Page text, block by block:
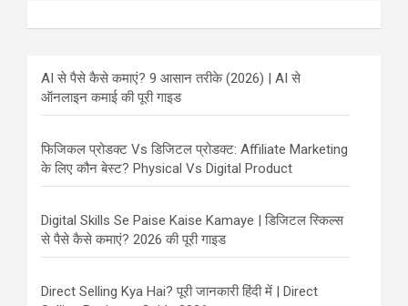
AI से पैसे कैसे कमाएं? 9 आसान तरीके (2026) | AI से
ऑनलाइन कमाई की पूरी गाइड
फिजिकल प्रोडक्ट Vs डिजिटल प्रोडक्ट: Affiliate Marketing
के लिए कौन बेस्ट? Physical Vs Digital Product
Digital Skills Se Paise Kaise Kamaye | डिजिटल स्किल्स
से पैसे कैसे कमाएं? 2026 की पूरी गाइड
Direct Selling Kya Hai? पूरी जानकारी हिंदी में | Direct